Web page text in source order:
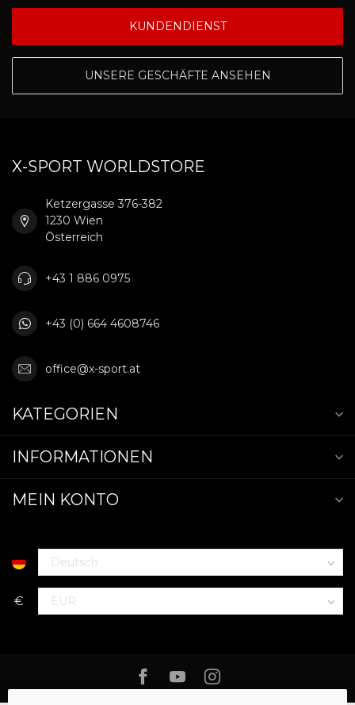
KUNDENDIENST
UNSERE GESCHÄFTE ANSEHEN
X-SPORT WORLDSTORE
Ketzergasse 376-382
1230 Wien
Österreich
+43 1 886 0975
+43 (0) 664 4608746
office@x-sport.at
KATEGORIEN
INFORMATIONEN
MEIN KONTO
€